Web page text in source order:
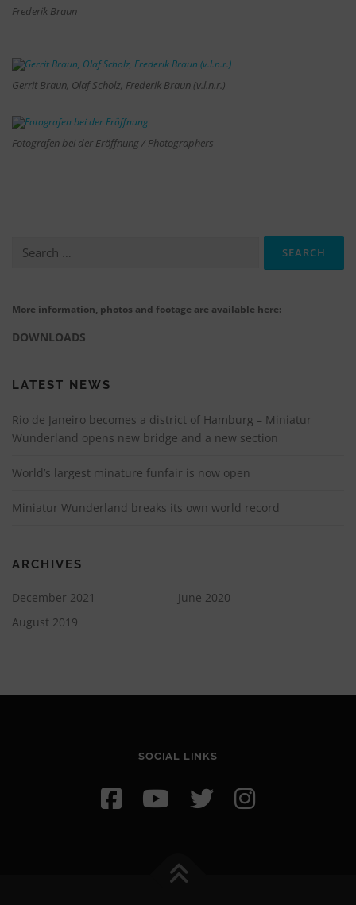
Frederik Braun
Gerrit Braun, Olaf Scholz, Frederik Braun (v.l.n.r.)
Fotografen bei der Eröffnung / Photographers
for:
More information, photos and footage are available here:
DOWNLOADS
LATEST NEWS
Rio de Janeiro becomes a district of Hamburg – Miniatur
Wunderland opens new bridge and a new section
World’s largest minature funfair is now open
Miniatur Wunderland breaks its own world record
ARCHIVES
December 2021
June 2020
August 2019
SOCIAL LINKS